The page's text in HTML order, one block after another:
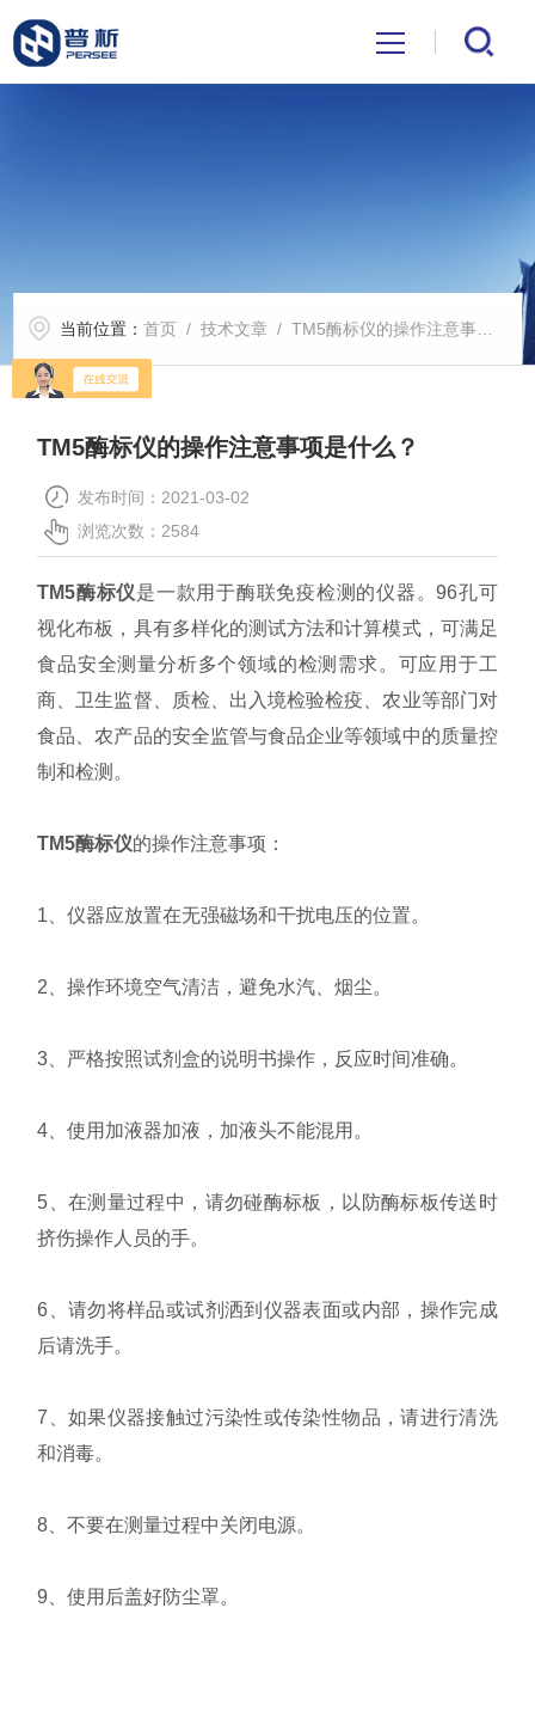
公司新闻
联系我们
当前位置：首页 /技术文章 / TM5酶标仪的操作注意事项是什么？
TM5酶标仪的操作注意事项是什么？
发布时间：2021-03-02
浏览次数：2584
TM5酶标仪是一款用于酶联免疫检测的仪器。96孔可
视化布板，具有多样化的测试方法和计算模式，可满足
食品安全测量分析多个领域的检测需求。可应用于工
商、卫生监督、质检、出入境检验检疫、农业等部门对
食品、农产品的安全监管与食品企业等领域中的质量控
制和检测。
TM5酶标仪的操作注意事项：
1、仪器应放置在无强磁场和干扰电压的位置。
2、操作环境空气清洁，避免水汽、烟尘。
3、严格按照试剂盒的说明书操作，反应时间准确。
4、使用加液器加液，加液头不能混用。
5、在测量过程中，请勿碰酶标板，以防酶标板传送时
挤伤操作人员的手。
6、请勿将样品或试剂洒到仪器表面或内部，操作完成
后请洗手。
7、如果仪器接触过污染性或传染性物品，请进行清洗
和消毒。
8、不要在测量过程中关闭电源。
9、使用后盖好防尘罩。